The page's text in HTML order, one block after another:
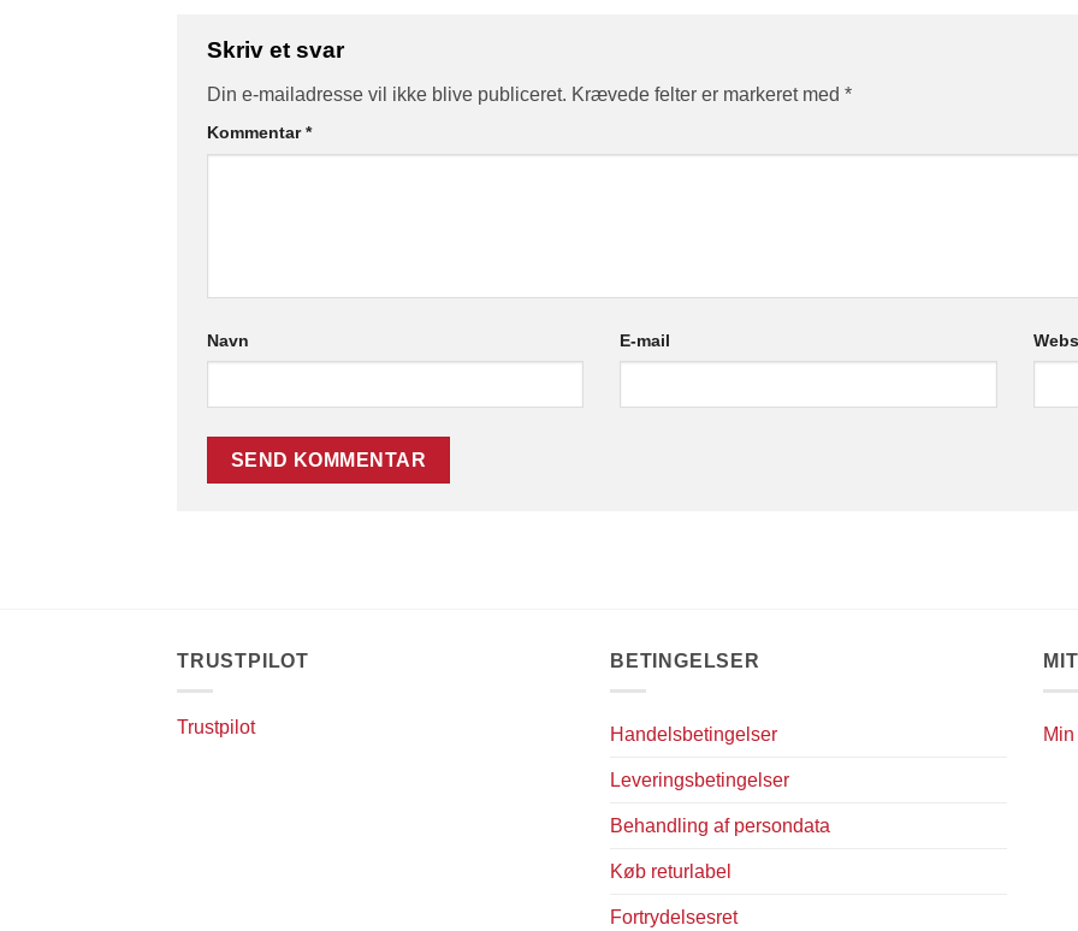
Skriv et svar
Din e-mailadresse vil ikke blive publiceret. Krævede felter er markeret med *
Kommentar*
Navn E-mail
TRUSTPILOT
Trustpilot
BETINGELSER
Handelsbetingelser
Leveringsbetingelser
Behandling af persondata
Køb returlabel
Fortrydelsesret